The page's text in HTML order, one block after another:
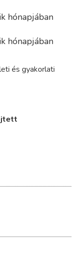
hónapjában
hónapjában
és gyakorlati